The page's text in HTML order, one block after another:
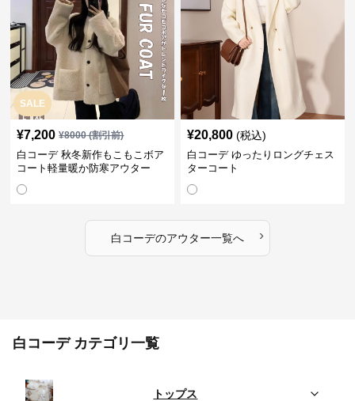
SALE
¥7,200 ¥8000(割引前)
白コーデ 秋冬新作もこもこボア
コート軽量暖か防寒アウター
¥20,800 (税込)
白コーデ ゆったりロングチェス
ターコート
白コーデのアウター一覧へ ›
白コーデ カテゴリ一覧
トップス